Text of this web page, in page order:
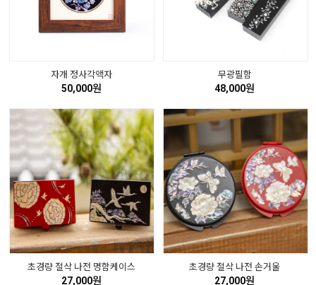
자개 정사각액자
50,000원
무광필함
48,000원
초경량 절삭 나전 명함케이스
27,000원
초경량 절삭 나전 손거울
27,000원